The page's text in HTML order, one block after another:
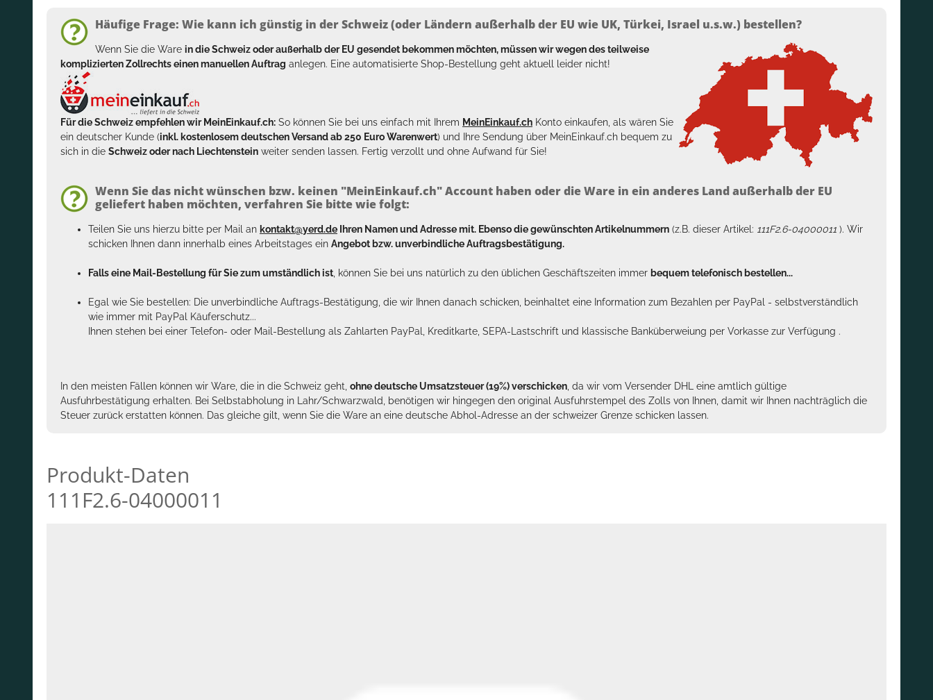
Häufige Frage: Wie kann ich günstig in der Schweiz (oder Ländern außerhalb der EU wie UK, Türkei, Israel u.s.w.) bestellen?
Wenn Sie die Ware in die Schweiz oder außerhalb der EU gesendet bekommen möchten, müssen wir wegen des teilweise
komplizierten Zollrechts einen manuellen Auftrag anlegen. Eine automatisierte Shop-Bestellung geht aktuell leider nicht!
Für die Schweiz empfehlen wir MeinEinkauf.ch: So können Sie bei uns einfach mit Ihrem MeinEinkauf.ch Konto einkaufen, als wären Sie
ein deutscher Kunde (inkl. kostenlosem deutschen Versand ab 250 Euro Warenwert) und Ihre Sendung über MeinEinkauf.ch bequem zu
sich in die Schweiz oder nach Liechtenstein weiter senden lassen. Fertig verzollt und ohne Aufwand für Sie!
Wenn Sie das nicht wünschen bzw. keinen "MeinEinkauf.ch" Account haben oder die Ware in ein anderes Land außerhalb der EU
geliefert haben möchten, verfahren Sie bitte wie folgt:
Teilen Sie uns hierzu bitte per Mail an kontakt@yerd.de Ihren Namen und Adresse mit. Ebenso die gewünschten Artikelnummern (z.B. dieser Artikel: 111F2.6-04000011 ). Wir
schicken Ihnen dann innerhalb eines Arbeitstages ein Angebot bzw. unverbindliche Auftragsbestätigung.
Falls eine Mail-Bestellung für Sie zum umständlich ist , können Sie bei uns natürlich zu den üblichen Geschäftszeiten immer bequem telefonisch bestellen...
Egal wie Sie bestellen: Die unverbindliche Auftrags-Bestätigung, die wir Ihnen danach schicken, beinhaltet eine Information zum Bezahlen per PayPal - selbstverständlich
wie immer mit PayPal Käuferschutz...
Ihnen stehen bei einer Telefon- oder Mail-Bestellung als Zahlarten PayPal, Kreditkarte, SEPA-Lastschrift und klassische Banküberweiung per Vorkasse zur Verfügung .
In den meisten Fällen können wir Ware, die in die Schweiz geht, ohne deutsche Umsatzsteuer (19%) verschicken , da wir vom Versender DHL eine amtlich gültige
Ausfuhrbestätigung erhalten. Bei Selbstabholung in Lahr/Schwarzwald, benötigen wir hingegen den original Ausfuhrstempel des Zolls von Ihnen, damit wir Ihnen nachträglich die
Steuer zurück erstatten können. Das gleiche gilt, wenn Sie die Ware an eine deutsche Abhol-Adresse an der schweizer Grenze schicken lassen.
Produkt-Daten
111F2.6-04000011